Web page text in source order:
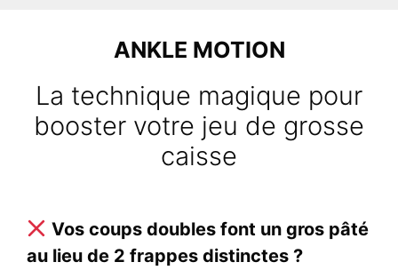
ANKLE MOTION
La technique magique pour
booster votre jeu de grosse
caisse
Vos coups doubles font un gros pâté
au lieu de 2 frappes distinctes ?